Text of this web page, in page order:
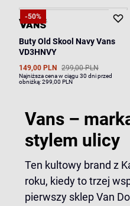
-50%
Buty Old Skool Navy Vans
VD3HNVY
149,00 PLN 299,00 PLN
Najniższa cena w ciągu 30 dni przed
obniżką:299,00 PLN
Vans –
stylem ulicy
Ten kultowy brand z
roku, kiedy to trzej
pierwszy sklep Van